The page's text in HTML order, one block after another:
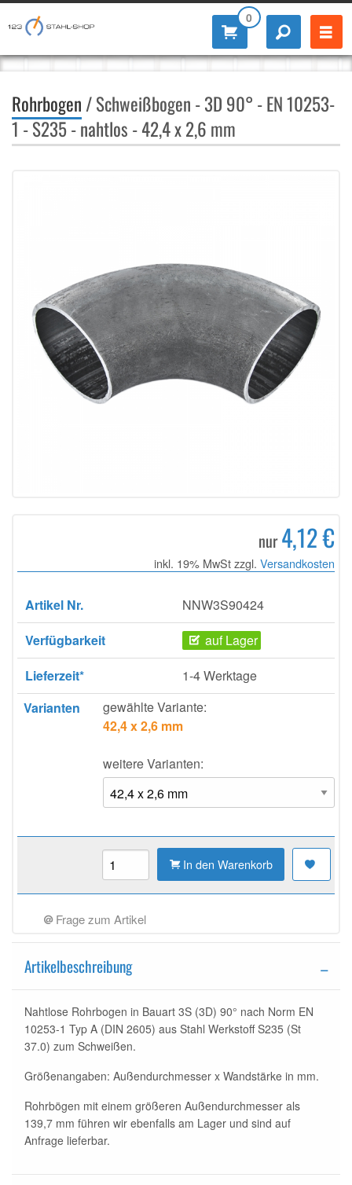
0
Rohrbogen/ Schweißbogen - 3D 90° - EN 10253-
1 - S235 - nahtlos - 42,4 x 2,6 mm
nur4,12 €
inkl. 19% MwSt zzgl. Versandkosten
Artikel Nr.
NNW3S90424
Verfügbarkeit
auf Lager
Lieferzeit*
1-4 Werktage
Varianten
gewählte Variante:
42,4 x 2,6 mm
weitere Varianten:
In den Warenkorb
Frage zum Artikel
Artikelbeschreibung
Nahtlose Rohrbogen in Bauart 3S (3D) 90° nach Norm EN
10253-1 Typ A (DIN 2605) aus Stahl Werkstoff S235 (St
37.0) zum Schweißen.
Größenangaben: Außendurchmesser x Wandstärke in mm.
Rohrbögen mit einem größeren Außendurchmesser als
139,7 mm führen wir ebenfalls am Lager und sind auf
Anfrage lieferbar.